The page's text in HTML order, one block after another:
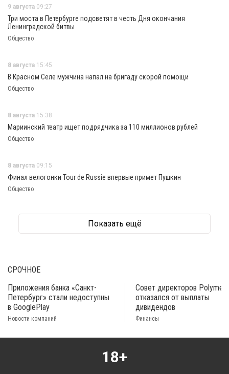
9 августа 09:27
Три моста в Петербурге подсветят в честь Дня окончания
Ленинградской битвы
Общество
8 августа 15:45
В Красном Селе мужчина напал на бригаду скорой помощи
Общество
8 августа 15:38
Мариинский театр ищет подрядчика за 110 миллионов рублей
Общество
8 августа 09:15
Финал велогонки Tour de Russie впервые примет Пушкин
Общество
Показать ещё
СРОЧНОЕ
Приложения банка «Санкт-
Петербург» стали недоступны
в GooglePlay
Новости компаний
Совет директоров
отказался от выплаты
дивидендов
Финансы
18+